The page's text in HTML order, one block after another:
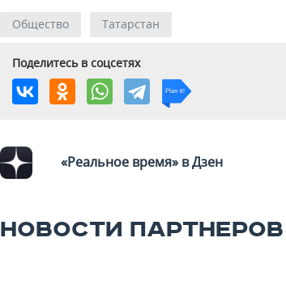
Общество Татарстан
Поделитесь в соцсетях
«Реальное время» в Дзен
НОВОСТИ ПАРТНЕРОВ